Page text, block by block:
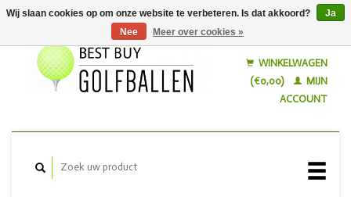
WINKELWAGEN
(€0,00)
MIJN
ACCOUNT
Wij slaan cookies op om onze website te verbeteren. Is dat akkoord?
Ja
Nee
Meer over cookies »